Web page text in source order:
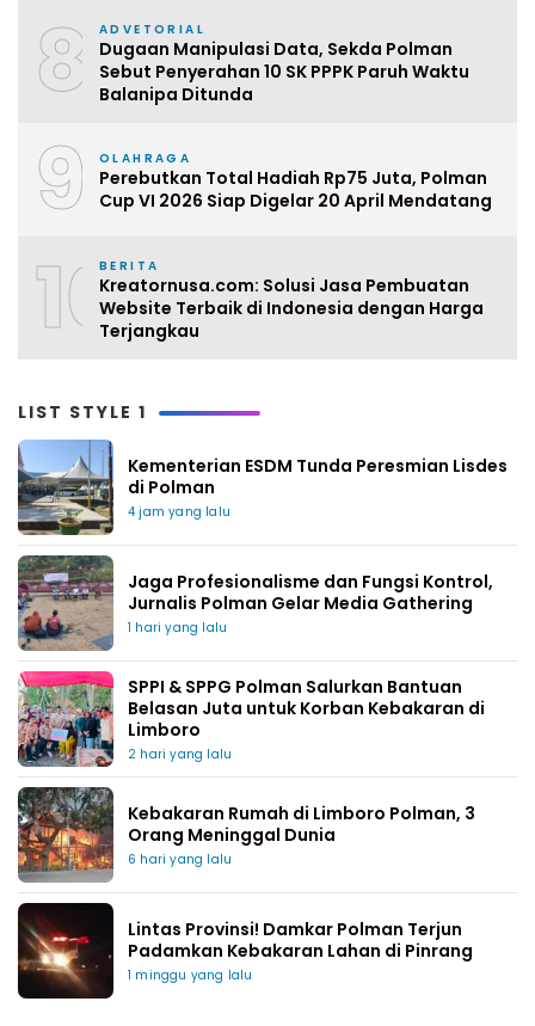
8 ADVETORIAL
Dugaan Manipulasi Data, Sekda Polman
Sebut Penyerahan 10 SK PPPK Paruh Waktu
Balanipa Ditunda
9 OLAHRAGA
Perebutkan Total Hadiah Rp75 Juta, Polman
Cup VI 2026 Siap Digelar 20 April Mendatang
10BERITA
Kreatornusa.com: Solusi Jasa Pembuatan
Website Terbaik di Indonesia dengan Harga
Terjangkau
LIST STYLE 1
Kementerian ESDM Tunda Peresmian Lisdes
di Polman
4 jam yang lalu
Jaga Profesionalisme dan Fungsi Kontrol,
Jurnalis Polman Gelar Media Gathering
1 hari yang lalu
SPPI & SPPG Polman Salurkan Bantuan
Belasan Juta untuk Korban Kebakaran di
Limboro
2 hari yang lalu
Kebakaran Rumah di Limboro Polman, 3
Orang Meninggal Dunia
6 hari yang lalu
Lintas Provinsi! Damkar Polman Terjun
Padamkan Kebakaran Lahan di Pinrang
1 minggu yang lalu